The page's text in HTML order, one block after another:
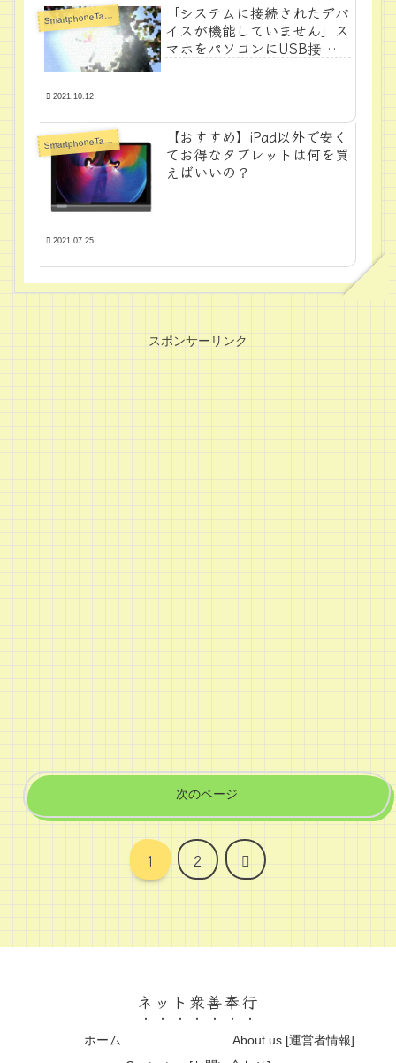
S
martphoneTabletPC
「システムに接続されたデバ
イスが機能していません」ス
マホをパソコンにUSB接続エ
2021.10.12
S
martphoneTabletPC
【おすすめ】iPad以外で安く
てお得なタブレットは何を買
えばいいの？
2021.07.25
スポンサーリンク
次のページ
1 2
次
ネット衆善奉行
ホーム
About us [運営者情報]